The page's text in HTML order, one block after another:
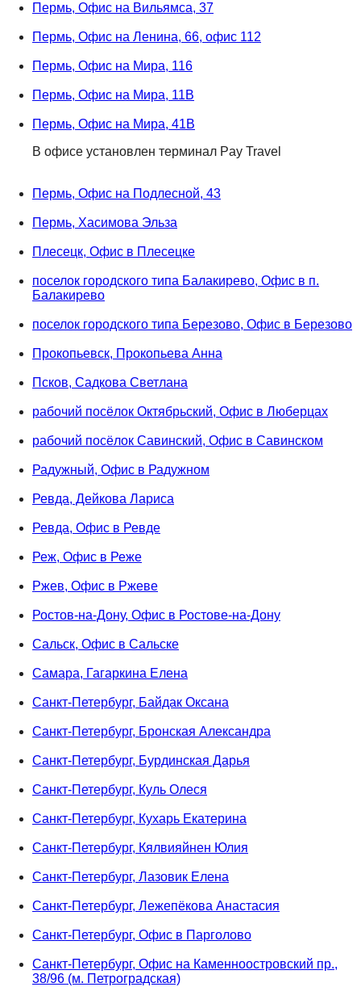
Пермь, Офис на Вильямса, 37
Пермь, Офис на Ленина, 66, офис 112
Пермь, Офис на Мира, 116
Пермь, Офис на Мира, 11В
Пермь, Офис на Мира, 41В
В офисе установлен терминал Pay Travel
Пермь, Офис на Подлесной, 43
Пермь, Хасимова Эльза
Плесецк, Офис в Плесецке
поселок городского типа Балакирево, Офис в п.
Балакирево
поселок городского типа Березово, Офис в Березово
Прокопьевск, Прокопьева Анна
Псков, Садкова Светлана
рабочий посёлок Октябрьский, Офис в Люберцах
рабочий посёлок Савинский, Офис в Савинском
Радужный, Офис в Радужном
Ревда, Дейкова Лариса
Ревда, Офис в Ревде
Реж, Офис в Реже
Ржев, Офис в Ржеве
Ростов-на-Дону, Офис в Ростове-на-Дону
Сальск, Офис в Сальске
Самара, Гагаркина Елена
Санкт-Петербург, Байдак Оксана
Санкт-Петербург, Бронская Александра
Санкт-Петербург, Бурдинская Дарья
Санкт-Петербург, Куль Олеся
Санкт-Петербург, Кухарь Екатерина
Санкт-Петербург, Кялвияйнен Юлия
Санкт-Петербург, Лазовик Елена
Санкт-Петербург, Лежепёкова Анастасия
Санкт-Петербург, Офис в Парголово
Санкт-Петербург, Офис на Каменноостровский пр.,
38/96 (м. Петроградская)